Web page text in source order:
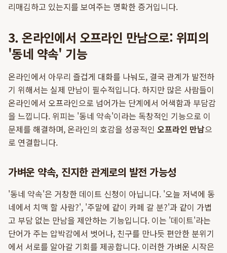
리매김하고 있는지를 보여주는 명확한 증거입니다.
3. 온라인에서 오프라인 만남으로: 위피의
'동네 약속' 기능
온라인에서 아무리 즐겁게 대화를 나눠도, 결국 관계가 발전하
기 위해서는 실제 만남이 필수적입니다. 하지만 많은 사람들이
온라인에서 오프라인으로 넘어가는 단계에서 어색함과 부담감
을 느낍니다. 위피는 '동네 약속'이라는 독창적인 기능으로 이
문제를 해결하며, 온라인의 호감을 성공적인 오프라인 만남으
로 연결합니다.
가벼운 약속, 진지한 관계로의 발전 가능성
'동네 약속'은 거창한 데이트 신청이 아닙니다. '오늘 저녁에 동
네에서 치맥 할 사람?', '주말에 같이 카페 갈 분?'과 같이 가볍
고 부담 없는 만남을 제안하는 기능입니다. 이는 '데이트'라는
단어가 주는 압박감에서 벗어나, 친구를 만나듯 편안한 분위기
에서 서로를 알아갈 기회를 제공합니다. 이러한 가벼운 시작은